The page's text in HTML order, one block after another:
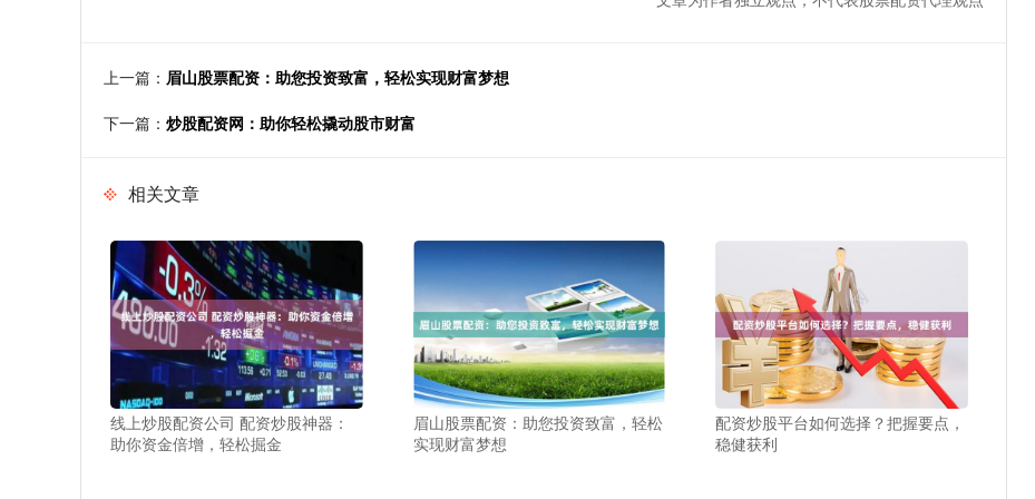
上一篇： 眉山股票配资：助您投资致富，轻松实现财富梦想
下一篇： 炒股配资网：助你轻松撬动股市财富
相关文章
线上炒股配资公司 配资炒股神器：
助你资金倍增，轻松掘金
眉山股票配资：助您投资致富，轻松
实现财富梦想
配资炒股平台如何选择？把握要点，
稳健获利